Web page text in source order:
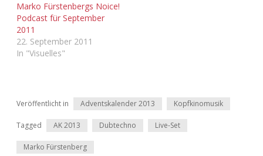
Marko Fürstenbergs Noice!
Podcast für September
2011
22. September 2011
In "Visuelles"
Veröffentlicht in Adventskalender 2013 Kopfkinomusik
Tagged AK 2013 Dubtechno Live-Set
Marko Fürstenberg